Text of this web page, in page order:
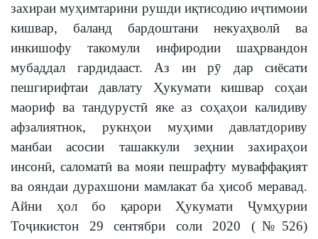
захираи муҳимтарини рушди иқтисодию иҷтимоии
кишвар, баланд бардоштани некуаҳволӣ ва
инкишофу такомули инфиродии шаҳрвандон
мубаддал гардидааст. Аз ин рӯ дар сиёсати
пешгирифтаи давлату Ҳукумати кишвар соҳаи
маориф ва тандурустӣ яке аз соҳаҳои калидиву
афзалиятнок, рукнҳои муҳими давлатдориву
манбаи асосии ташаккули зеҳнии захираҳои
инсонӣ, саломатӣ ва мояи пешрафту муваффақият
ва ояндаи дурахшони мамлакат ба ҳисоб меравад.
Айни ҳол бо қарори Ҳукумати Ҷумҳурии
Тоҷикистон 29 сентябри соли 2020 (№526)